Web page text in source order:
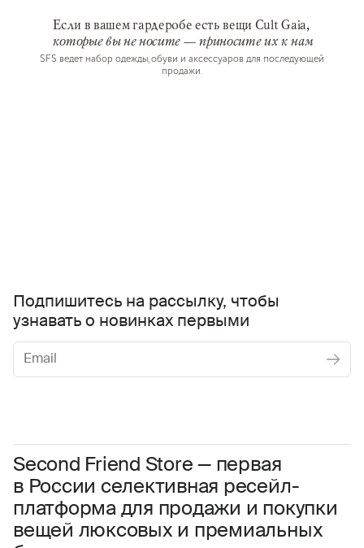
Если в вашем гардеробе есть вещи Cult Gaia,
которые вы не носите — приносите их к нам
SFS ведет набор одежды, обуви и аксессуаров для последующей
продажи.
Second Friend Store — первая
в России селективная ресейл-
платформа для продажи и покупки
вещей люксовых и премиальных
Подпишитесь на рассылку, чтобы
узнавать о новинках первыми
Соглашаюсь с условиями Пользовательского соглашения
Даю согласие на получение рекламной информации.